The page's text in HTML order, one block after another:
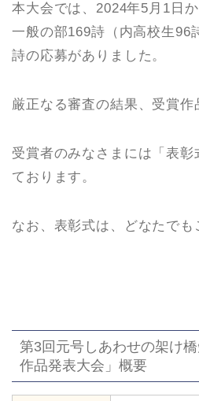
本大会では、2024年5月1日
一般の部169詩（内高校生96
詩の応募がありました。
厳正なる審査の結果、受賞作
受賞者のみなさまには「表彰
ております。
なお、表彰式は、どなたでも
第3回元号しあわせの架け
作品発表大会」概要